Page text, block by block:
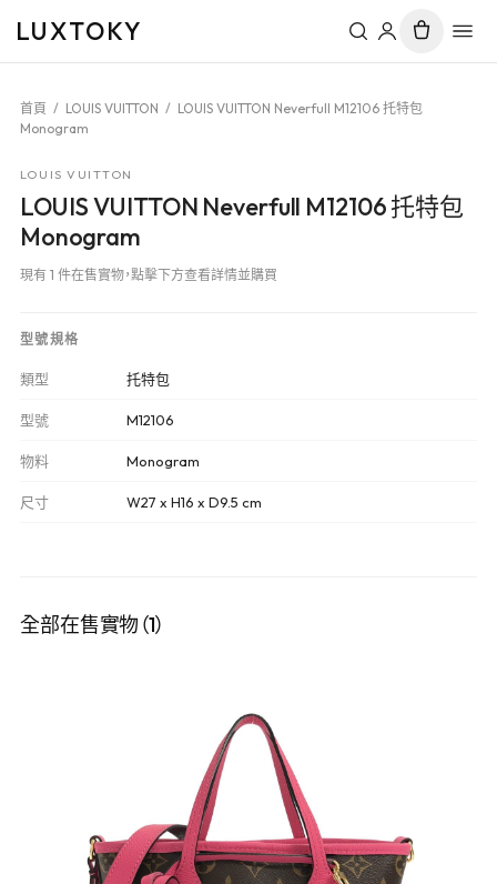
LUXTOKY
首頁 / LOUIS VUITTON / LOUIS VUITTON Neverfull M12106 托特包
Monogram
LOUIS VUITTON
LOUIS VUITTON Neverfull M12106 托特包
Monogram
現有 1 件在售實物，點擊下方查看詳情並購買
型號規格
類型 托特包
型號 M12106
物料 Monogram
尺寸 W27 x H16 x D9.5 cm
全部在售實物（1）